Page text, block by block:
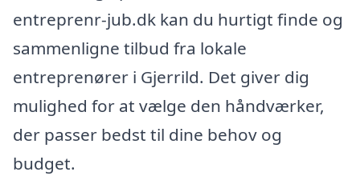
entreprenr-jub.dk kan du hurtigt finde og
sammenligne tilbud fra lokale
entreprenører i Gjerrild. Det giver dig
mulighed for at vælge den håndværker,
der passer bedst til dine behov og
budget.